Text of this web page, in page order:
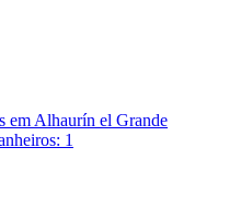
em Alhaurín el Grande
1